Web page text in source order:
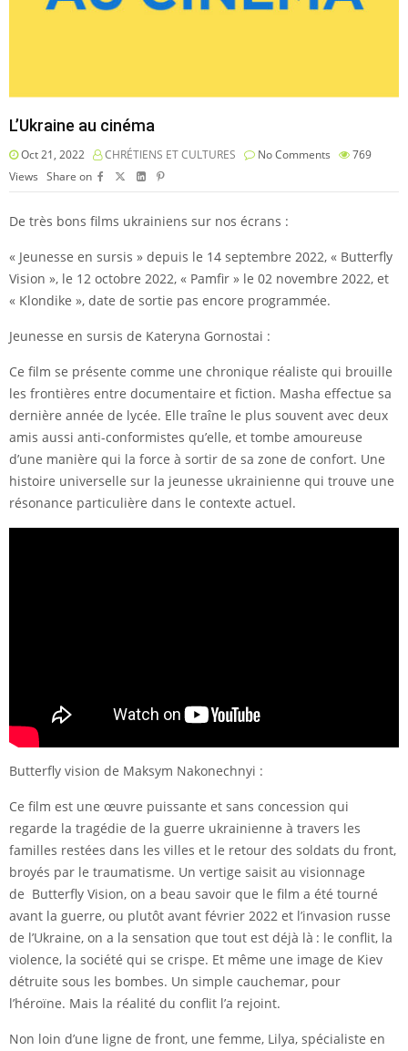
L’Ukraine au cinéma
Oct 21, 2022 CHRÉTIENS ET CULTURES No Comments
769
Views Share on
De très bons films ukrainiens sur nos écrans :
« Jeunesse en sursis » depuis le 14 septembre 2022, « Butterfly
Vision », le 12 octobre 2022, « Pamfir » le 02 novembre 2022, et
« Klondike », date de sortie pas encore programmée.
Jeunesse en sursis de Kateryna Gornostai :
Ce film se présente comme une chronique réaliste qui brouille
les frontières entre documentaire et fiction. Masha effectue sa
dernière année de lycée. Elle traîne le plus souvent avec deux
amis aussi anti-conformistes qu’elle, et tombe amoureuse
d’une manière qui la force à sortir de sa zone de confort. Une
histoire universelle sur la jeunesse ukrainienne qui trouve une
résonance particulière dans le contexte actuel.
Butterfly vision de Maksym Nakonechnyi :
Ce film est une œuvre puissante et sans concession qui
regarde la tragédie de la guerre ukrainienne à travers les
familles restées dans les villes et le retour des soldats du front,
broyés par le traumatisme. Un vertige saisit au visionnage
de Butterfly Vision, on a beau savoir que le film a été tourné
avant la guerre, ou plutôt avant février 2022 et l’invasion russe
de l’Ukraine, on a la sensation que tout est déjà là : le conflit, la
violence, la société qui se crispe. Et même une image de Kiev
détruite sous les bombes. Un simple cauchemar, pour
l’héroïne. Mais la réalité du conflit l’a rejoint.
Non loin d’une ligne de front, une femme, Lilya, spécialiste en